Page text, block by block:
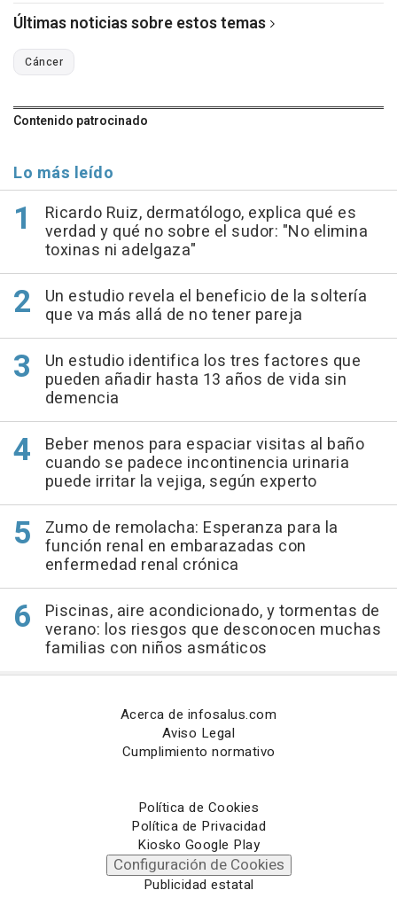
Últimas noticias sobre estos temas
Cáncer
Contenido patrocinado
Lo más leído
Ricardo Ruiz, dermatólogo, explica qué es
verdad y qué no sobre el sudor: "No elimina
toxinas ni adelgaza"
Un estudio revela el beneficio de la soltería
que va más allá de no tener pareja
Un estudio identifica los tres factores que
pueden añadir hasta 13 años de vida sin
demencia
Beber menos para espaciar visitas al baño
cuando se padece incontinencia urinaria
puede irritar la vejiga, según experto
Zumo de remolacha: Esperanza para la
función renal en embarazadas con
enfermedad renal crónica
Piscinas, aire acondicionado, y tormentas de
verano: los riesgos que desconocen muchas
familias con niños asmáticos
Acerca de infosalus.com
Aviso Legal
Cumplimiento normativo
Política de Cookies
Política de Privacidad
Kiosko Google Play
Configuración de Cookies
Publicidad estatal